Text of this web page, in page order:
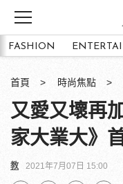
FASHION
首頁 時尚焦點
又愛又壞再
家大業大》
教 2021年7月07日 15:00